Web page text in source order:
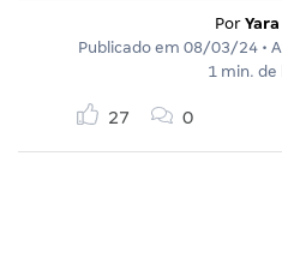
Por
Publicado em 08/03/24 •
1 min.
27 0